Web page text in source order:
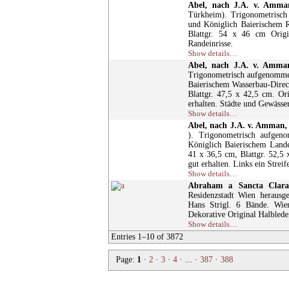
Abel, nach J.A. v.
Türkheim).
und Königlich Baierischem
Blattgr. 54 x 46 cm
Randeinrisse.
Show details…
Abel, nach J.A. v.
Trigonometrisch
Baierischem Wasserbau-
Blattgr. 47,5 x 42,5 cm.
erhalten. Städte und
Show details…
Abel, nach J.A. v. Amman,
). Trigonometrisch
Königlich Baierischem
41 x 36,5 cm, Blattgr. 52,5
gut erhalten. Links ein
Show details…
Abraham a Sancta
Residenzstadt Wien
Hans Strigl. 6 Bände.
Dekorative Original
Show details…
Entries 1–10 of 3872
Page: 1 · 2 · 3 · 4 · ... · 387 · 388